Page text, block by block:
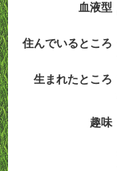
血液型
住んでいるところ
生まれたところ
趣味